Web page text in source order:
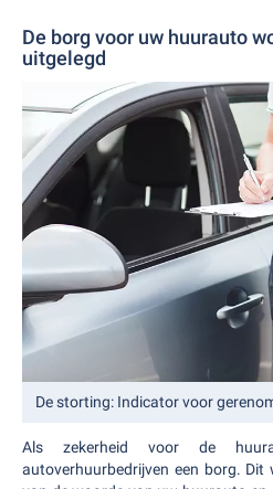
De borg voor uw huurauto
uitgelegd
De storting: Indicator voor
Als zekerheid voor de
autoverhuurbedrijven een borg.